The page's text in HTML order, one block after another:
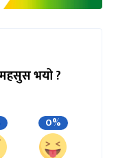
भयो ?
0%